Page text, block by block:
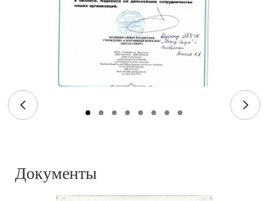
Документы